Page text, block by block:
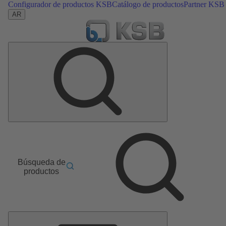
Configurador de productos KSBCatálogo de productosPartner KSB
AR
Búsqueda de
productos